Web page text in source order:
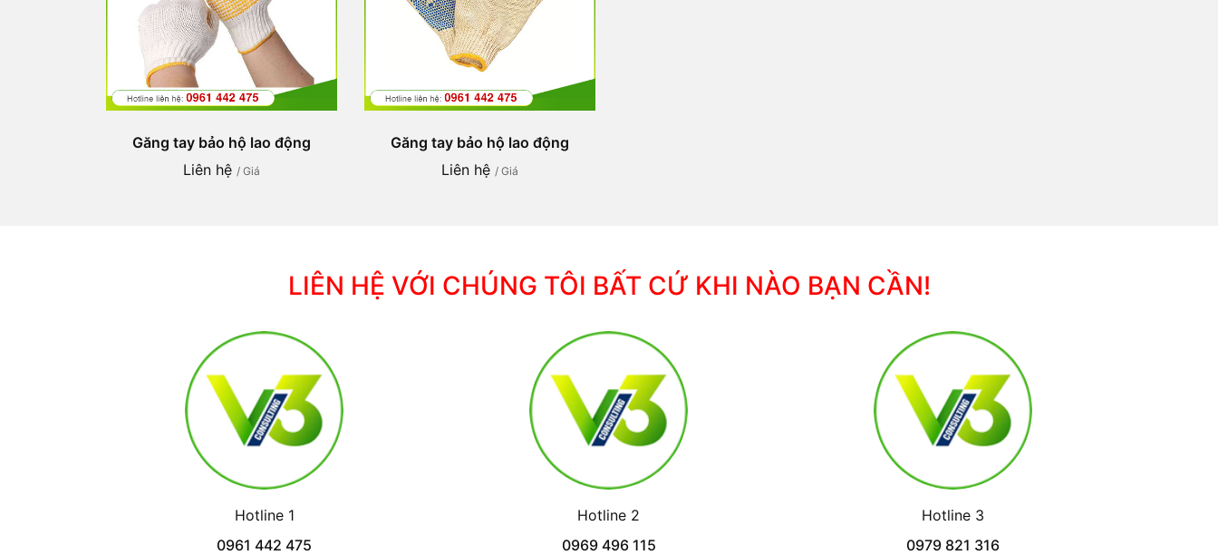
Găng tay bảo hộ lao động
Liên hệ / Giá
Găng tay bảo hộ lao động
Liên hệ / Giá
LIÊN HỆ VỚI CHÚNG TÔI BẤT CỨ KHI NÀO BẠN CẦN!
Hotline 1
0961 442 475
Hotline 2
0969 496 115
Hotline 3
0979 821 316